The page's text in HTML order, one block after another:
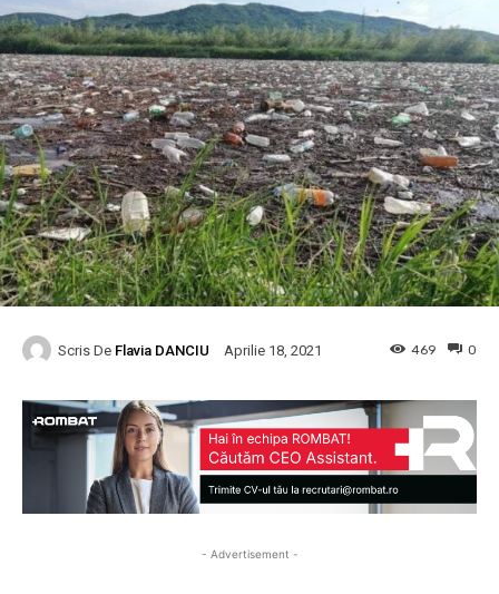
Scris De Flavia DANCIU Aprilie 18, 2021 0
469
- Advertisement -